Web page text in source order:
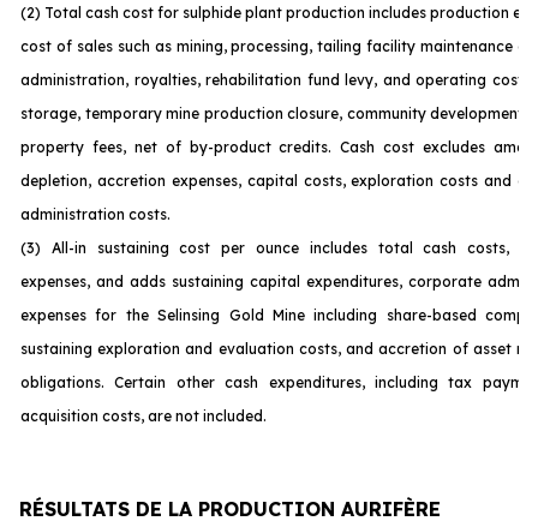
(2) Total cash cost for sulphide plant production includes production
cost of sales such as mining, processing, tailing facility maintenance
administration, royalties, rehabilitation fund levy, and operating costs
storage, temporary mine production closure, community development
property fees, net of by-product credits. Cash cost excludes
depletion, accretion expenses, capital costs, exploration costs and
administration costs.
(3) All-in sustaining cost per ounce includes total cash costs,
expenses, and adds sustaining capital expenditures, corporate
expenses for the Selinsing Gold Mine including share-based
sustaining exploration and evaluation costs, and accretion of asset
obligations. Certain other cash expenditures, including tax
acquisition costs, are not included.
RÉSULTATS DE LA PRODUCTION AURIFÈRE